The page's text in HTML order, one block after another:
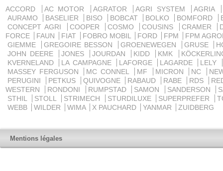
ACCORD AC MOTOR AGRATOR AGRI SYSTEM
AGRIA
AURAMO
BASELIER BISO BOBCAT BOLKO BOMFORD
CONCEPT AGRI
COOPER COSMO COUSINS CRAMER
FORCE
FAUN FIAT FOBRO MOBIL FORD FPM
FPM
GIEMME
GREGOIRE BESSON GROENEWEGEN GRUSE
JOHN DEERE
JONES JOURDAN KIDD KMK
KVERNELAND
LA CAMPAGNE LAFORGE LAGARDE
LELY
MASSEY FERGUSON
MC CONNEL MF MICRON NC
PERUGINI
PETKUS QUIVOGNE RABAUD RABE RDS
WESTERN
RONDONI RUMPSTAD SAMON SANDERSON
STHIL
STOLL STRIMECH STURDILUXE SUPERPREFER
WEBB
WILDER WIMA X PAUCHARD YANMAR ZUIDBERG
Mentions légales